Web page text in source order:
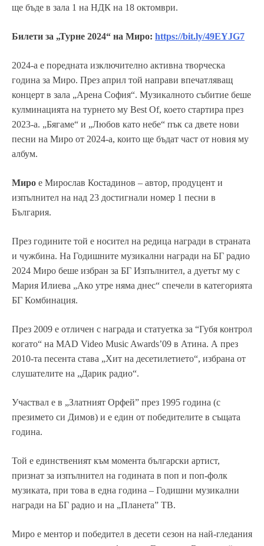
ще бъде в зала 1 на НДК на 18 октомври.
Билети за „Турне 2024“ на Миро: https://bit.ly/49EYJG7
2024-а е поредната изключително активна творческа
година за Миро. През април той направи впечатляващ
концерт в зала „Арена София“. Музикалното събитие беше
кулминацията на турнето му Best Of, което стартира през
2023-а. „Бягаме“ и „Любов като небе“ пък са двете нови
песни на Миро от 2024-а, които ще бъдат част от новия му
албум.
Миро е Мирослав Костадинов – автор, продуцент и
изпълнител на над 23 достигнали номер 1 песни в
България.
През годините той е носител на редица награди в страната
и чужбина. На Годишните музикални награди на БГ радио
2024 Миро беше избран за БГ Изпълнител, а дуетът му с
Мария Илиева „Ако утре няма днес“ спечели в категорията
БГ Комбинация.
През 2009 е отличен с награда и статуетка за “Губя контрол
когато“ на MAD Video Music Awards’09 в Атина. А през
2010-та песента става „Хит на десетилетието“, избрана от
слушателите на „Дарик радио“.
Участвал е в „Златният Орфей” през 1995 година (с
презимето си Димов) и е един от победителите в същата
година.
Той е единственият към момента български артист,
признат за изпълнител на годината в поп и поп-фолк
музиката, при това в една година – Годишни музикални
награди на БГ радио и на „Планета” ТВ.
Миро е ментор и победител в десети сезон на най-гледания